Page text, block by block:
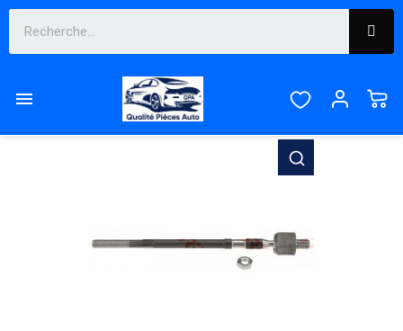

Liste des produits de la marque TRW
Affichage 1-12 de 52 article(s)